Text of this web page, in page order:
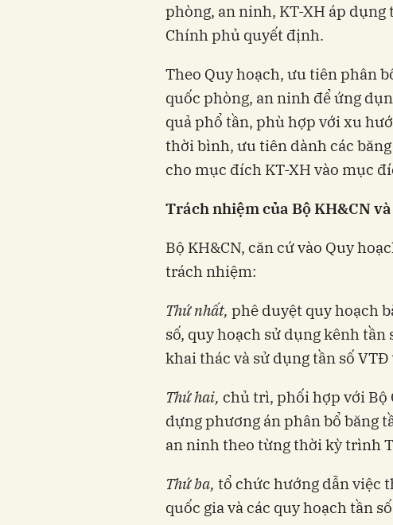
phòng, an ninh, KT-XH áp
Chính phủ quyết định.
Theo Quy hoạch, ưu tiên phân
quốc phòng, an ninh để ứng
quả phổ tần, phù hợp với xu
thời bình, ưu tiên dành các
cho mục đích KT-XH vào mục
Trách nhiệm của Bộ KH&CN
Bộ KH&CN, căn cứ vào Quy
trách nhiệm:
Thứ nhất, phê duyệt quy hoạch
số, quy hoạch sử dụng kênh tần
khai thác và sử dụng tần số
Thứ hai, chủ trì, phối hợp với Bộ
dựng phương án phân bổ băng
an ninh theo từng thời kỳ trình
Thứ ba, tổ chức hướng dẫn việc
quốc gia và các quy hoạch tần